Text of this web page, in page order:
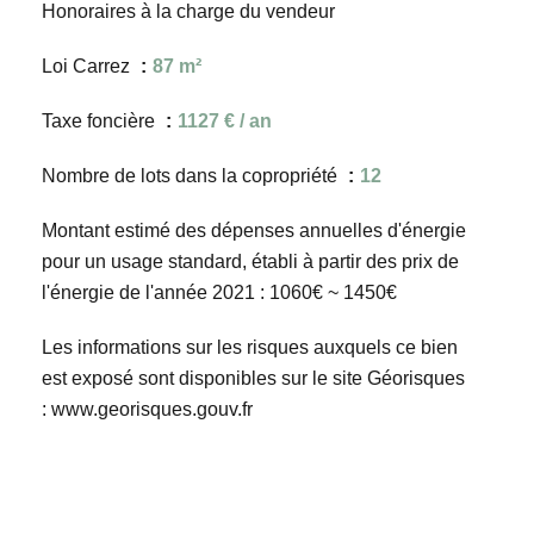
Honoraires à la charge du vendeur
Loi Carrez 87 m²
Taxe foncière 1127 € / an
Nombre de lots dans la copropriété 12
Montant estimé des dépenses annuelles d'énergie
pour un usage standard, établi à partir des prix de
l'énergie de l'année 2021 : 1060€ ~ 1450€
Les informations sur les risques auxquels ce bien
est exposé sont disponibles sur le site Géorisques
: www.georisques.gouv.fr